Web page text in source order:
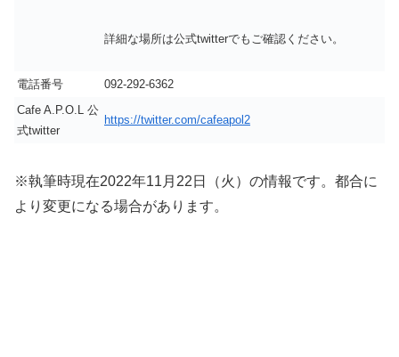
詳細な場所は公式twitterでもご確認ください。
電話番号
092-292-6362
Cafe A.P.O.L 公
式twitter
https://twitter.com/cafeapol2
※執筆時現在2022年11月22日（火）の情報です。都合に
より変更になる場合があります。